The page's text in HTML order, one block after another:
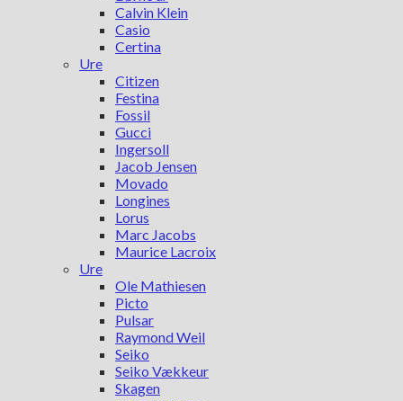
Calvin Klein
Casio
Certina
Ure
Citizen
Festina
Fossil
Gucci
Ingersoll
Jacob Jensen
Movado
Longines
Lorus
Marc Jacobs
Maurice Lacroix
Ure
Ole Mathiesen
Picto
Pulsar
Raymond Weil
Seiko
Seiko Vækkeur
Skagen